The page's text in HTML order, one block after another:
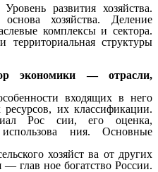
развития хозяйства.
хозяйства. Деление
комплексы и сектора.
территориальная структуры
экономики — отрасли,
входящих в него
их классификации.
Рос сии, его оценка,
ния. Основные
хозяйст ва от других
— глав ное богатство России.